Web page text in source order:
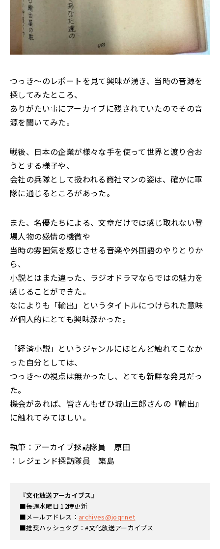
つっき～のレポートを見て興味が湧き、当時の音源を
探してみたところ、
ありがたい事にアーカイブに残されていたのでその音
源を聞いてみた。
戦後、日本の企業が様々な手を使って世界と渡り合お
うとする様子や、
会社の兵隊として扱われる商社マンの姿は、確かに軍
隊に通じるところがあった。
また、名優たちによる、文章だけでは感じ取れない登
場人物の感情の機微や
当時の雰囲気を感じさせる音楽や外国語のやりとりか
ら、
小説とはまた違った、ラジオドラマならではの魅力を
感じることができた。
なによりも「輸出」というタイトルにつけられた意味
が個人的にとても興味深かった。
「経済小説」というジャンルにほとんど触れてこなか
った自分としては、
つっき～の視点は無かったし、とても新鮮な発見だっ
た。
機会があれば、皆さんもぜひ城山三郎さんの『輸出』
に触れてみてほしい。
執筆：アーカイブ探訪隊員 原田
：レジェンド探訪隊員 築島
『文化放送アーカイブス』
■毎週水曜日 12時更新
■メールアドレス： archives@joqr.net
■推奨ハッシュタグ：#文化放送アーカイブス